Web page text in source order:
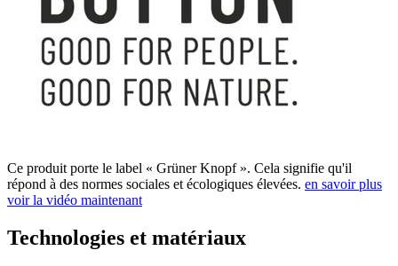
Ce produit porte le label « Grüner Knopf ». Cela signifie qu'il
répond à des normes sociales et écologiques élevées. en savoir plus
voir la vidéo maintenant
Technologies et matériaux